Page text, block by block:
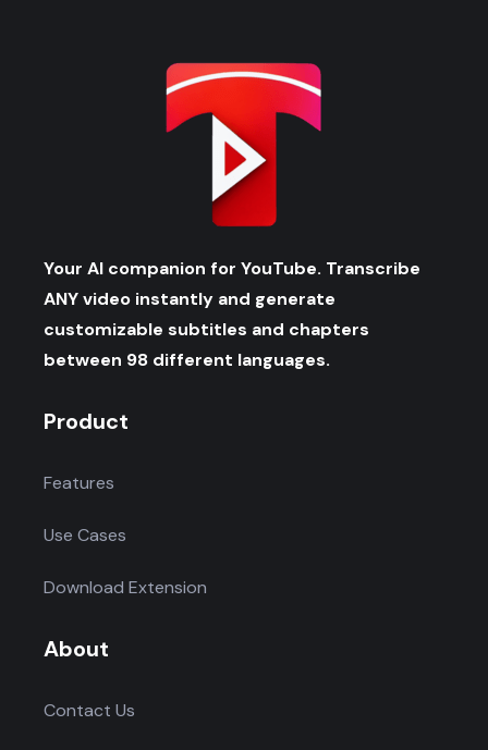
Your AI companion for YouTube. Transcribe
ANY video instantly and generate
customizable subtitles and chapters
between 98 different languages.
Product
Features
Use Cases
Download Extension
About
Contact Us